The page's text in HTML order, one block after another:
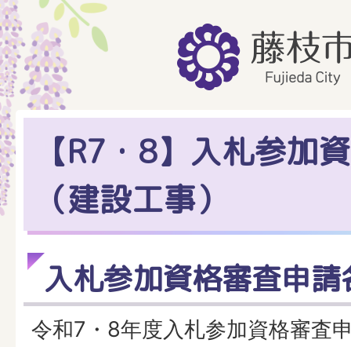
【R7・8】入札参加
（建設工事）
入札参加資格審査申
令和7・8年度入札参加資格審査